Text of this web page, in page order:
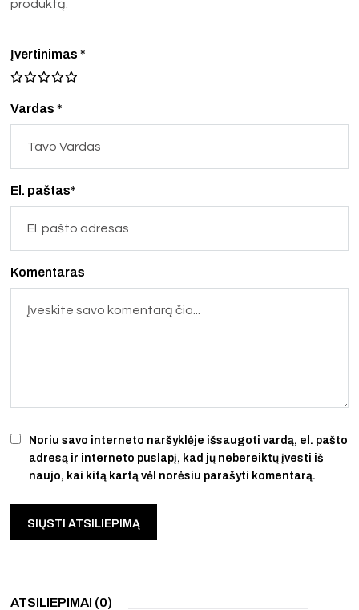
produktą.
Vardas *
El. paštas*
Noriu savo interneto naršyklėje išsaugoti vardą, el. pašto
adresą ir interneto puslapį, kad jų nebereiktų įvesti iš
naujo, kai kitą kartą vėl norėsiu parašyti komentarą.
Įvertinimas*
Komentaras
ATSILIEPIMAI (0)